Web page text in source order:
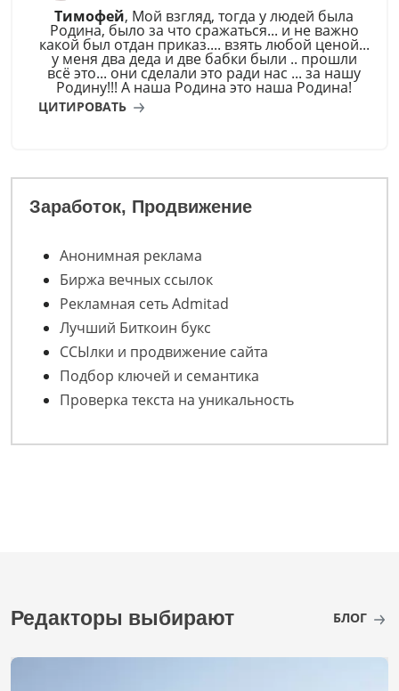
Тимофей, Мой взгляд, тогда у людей была
Родина, было за что сражаться... и не важно
какой был отдан приказ.... взять любой ценой...
у меня два деда и две бабки были .. прошли
всё это... они сделали это ради нас ... за нашу
Родину!!! А наша Родина это наша Родина!
ЦИТИРОВАТЬ
Заработок, Продвижение
Анонимная реклама
Биржа вечных ссылок
Рекламная сеть Admitad
Лучший Биткоин букс
ССЫлки и продвижение сайта
Подбор ключей и семантика
Проверка текста на уникальность
Редакторы выбирают БЛОГ